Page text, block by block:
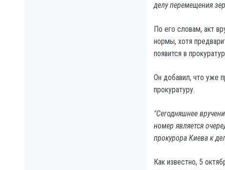
делу перемещения
По его словам, акт
нормы, хотя
появится в
Он добавил, что уже
прокуратуру.
"Сегодняшнее
номер является
прокурора Киева к
Как известно, 5